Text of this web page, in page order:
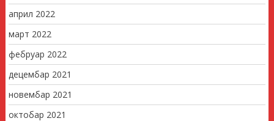
април 2022
март 2022
фебруар 2022
децембар 2021
новембар 2021
октобар 2021